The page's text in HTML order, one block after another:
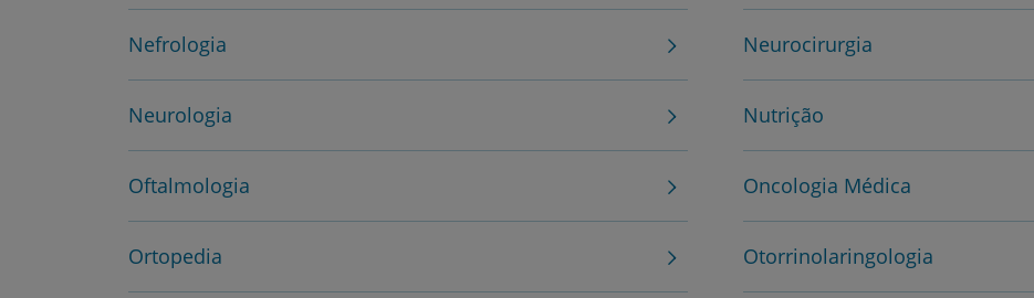
My CUF
Clientes e acompanhantes
CUF Academic Center
Para profissionais
Nefrologia Neurocirurgia
Neurologia Nutrição
Oftalmologia Oncologia Médica
Ortopedia Otorrinolaringologia